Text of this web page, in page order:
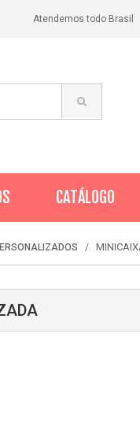
Atendemos todo Brasil
CATÁLOGO